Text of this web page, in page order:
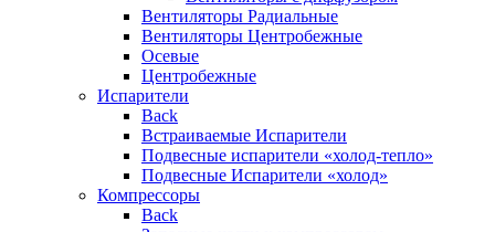
Вентиляторы Радиальные
Вентиляторы Центробежные
Осевые
Центробежные
Испарители
Back
Встраиваемые Испарители
Подвесные испарители «холод-тепло»
Подвесные Испарители «холод»
Компрессоры
Back